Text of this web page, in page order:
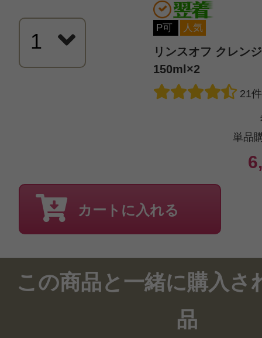
購入品：リンスオフ クレンジングフ
旅行用に購入しました。
少しクリーム自体の固さを感じまし
メイクは普通に落ちますが毎日使用
投稿日：2021年10月
koto 様／50代前半
感じた効能：よく落ちる/リラックス
ーマンス
購入品：リンスオフ クレンジングフ
P可 人気
リンスオフ クレン
150ml×2
21件
単品
カートに入れる
この商品と一緒に購入さ
品